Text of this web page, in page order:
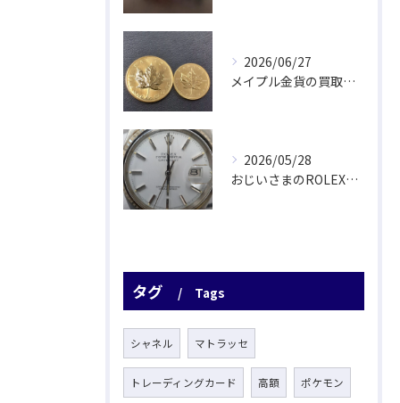
2026/06/27
メイプル金貨の買取をさせていただきました
2026/05/28
おじいさまのROLEX驚愕査定！
タグ Tags
シャネル マトラッセ
トレーディングカード 高額 ポケモン